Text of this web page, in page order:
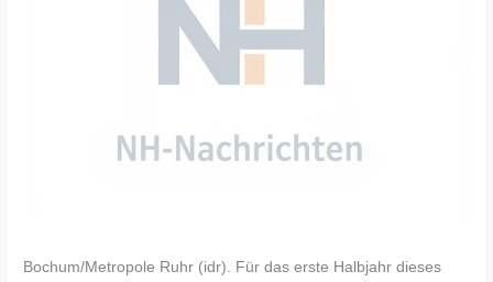
Bochum/Metropole Ruhr (idr). Für das erste Halbjahr dieses